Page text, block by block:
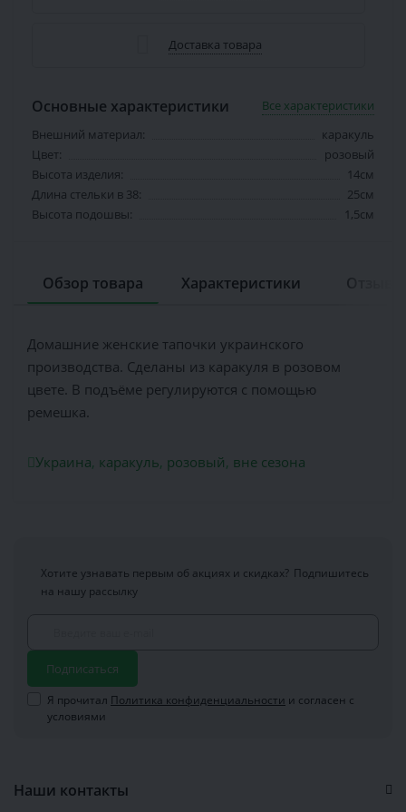
Доставка товара
Основные характеристики
Все характеристики
Внешний материал:
каракуль
Цвет:
розовый
Высота изделия:
14см
Длина стельки в 38:
25см
Высота подошвы:
1,5см
Обзор товара Характеристики
Домашние женские тапочки украинского
производства. Сделаны из каракуля в розовом
цвете. В подъёме регулируются с помощью
ремешка.
Украина, каракуль, розовый, вне сезона
Хотите узнавать первым об акциях и скидках? Подпишитесь
на нашу рассылку
Подписаться
Я прочитал Политика конфиденциальности и согласен с
условиями
Наши контакты